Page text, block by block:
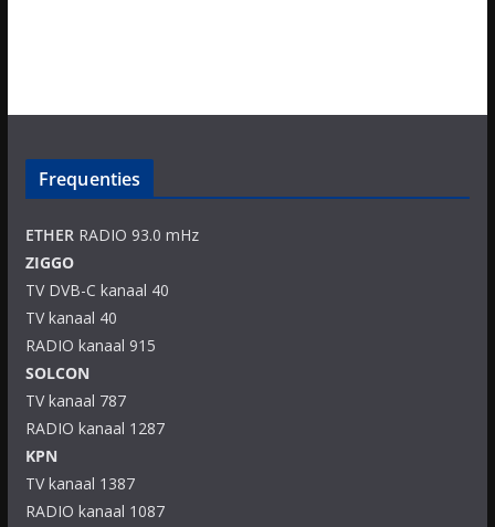
Frequenties
ETHERRADIO 93.0 mHz
ZIGGO
TV DVB-C kanaal 40
TV kanaal 40
RADIO kanaal 915
SOLCON
TV kanaal 787
RADIO kanaal 1287
KPN
TV kanaal 1387
RADIO kanaal 1087